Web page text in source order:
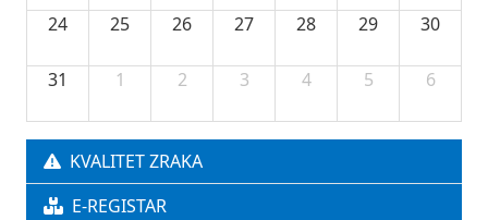
24 25 26 27 28 29 30
31 1 2 3 4 5 6
KVALITET ZRAKA
E-REGISTAR